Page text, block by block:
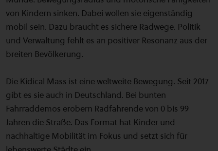
von Kindern sinken. Dabei wollen sie eigenständig
mobil sein. Dazu braucht es sichere Radwege. Politik
und Verwaltung fehlt es an positiver Resonanz aus der
breiten Bevölkerung.
Die Kidical Mass ist eine weltweite Bewegung. Seit 2017
gibt es sie auch in Deutschland. Bei bunten
Fahrraddemos erobern Radfahrende von 0 bis 99
Jahren die Straße. Das Format hat Kinder und
nachhaltige Mobilität im Fokus und setzt sich für